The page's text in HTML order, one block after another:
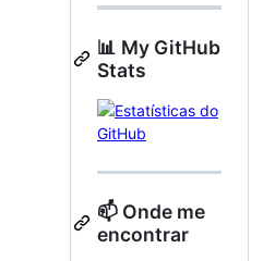
📊 My GitHub
Stats
📫 Onde me
encontrar